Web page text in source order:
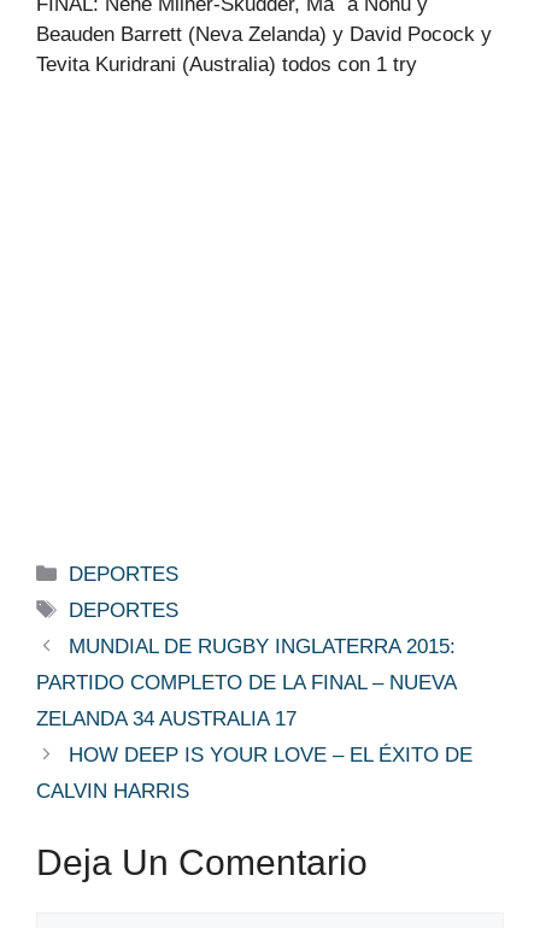
Beauden Barrett (Neva Zelanda) y David Pocock y
Tevita Kuridrani (Australia) todos con 1 try
Categorías
DEPORTES
Etiquetas
DEPORTES
MUNDIAL DE RUGBY INGLATERRA 2015:
PARTIDO COMPLETO DE LA FINAL – NUEVA
ZELANDA 34 AUSTRALIA 17
HOW DEEP IS YOUR LOVE – EL ÉXITO DE
CALVIN HARRIS
Deja Un Comentario